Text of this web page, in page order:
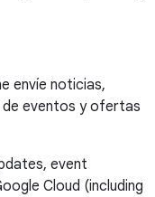
envíe noticias,
eventos y ofertas
event
Cloud (including